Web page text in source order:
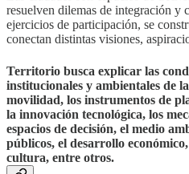
resuelven dilemas de integración y
ejercicios de participación, se
conectan distintas visiones,
Territorio busca explicar las
institucionales y ambientales de
movilidad, los instrumentos de
la innovación tecnológica, los
espacios de decisión, el medio
públicos, el desarrollo
cultura, entre otros.